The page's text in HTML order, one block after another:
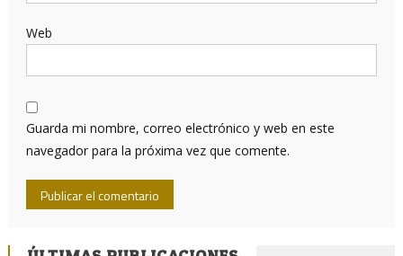
Web
Guarda mi nombre, correo electrónico y web en este
navegador para la próxima vez que comente.